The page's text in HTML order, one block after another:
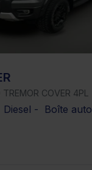
COVER 4PL
- Boîte auto